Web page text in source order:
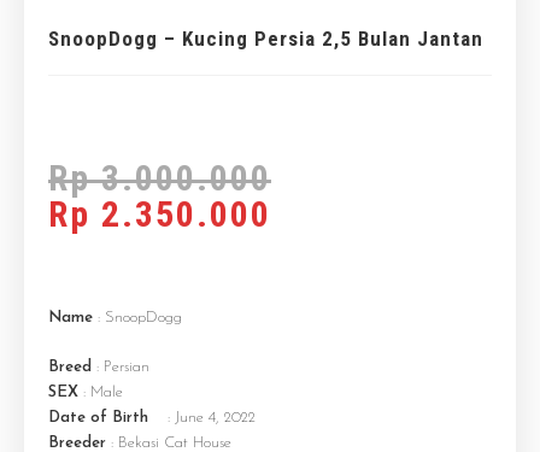
SnoopDogg – Kucing Persia 2,5 Bulan Jantan
Rp3.000.000
Rp 2.350.000
Name : SnoopDogg
Breed : Persian
SEX : Male
Date of Birth : June 4, 2022
Breeder : Bekasi Cat House